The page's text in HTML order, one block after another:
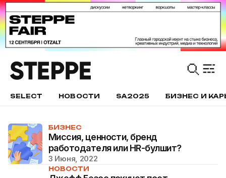
SELECT НОВОСТИ SA2025 БИЗНЕС И
БИЗНЕС
Миссия, ценности, бренд
работодателя или HR-булшит?
3 Июня, 2022
НОВОСТИ